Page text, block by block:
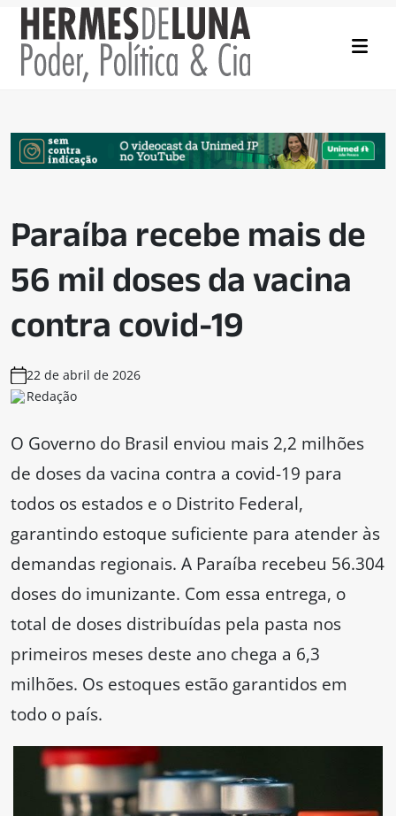
Paraíba recebe mais de
56 mil doses da vacina
contra covid-19
22 de abril de 2026
Redação
O Governo do Brasil enviou mais 2,2 milhões
de doses da vacina contra a covid-19 para
todos os estados e o Distrito Federal,
garantindo estoque suficiente para atender às
demandas regionais. A Paraíba recebeu 56.304
doses do imunizante. Com essa entrega, o
total de doses distribuídas pela pasta nos
primeiros meses deste ano chega a 6,3
milhões. Os estoques estão garantidos em
todo o país.